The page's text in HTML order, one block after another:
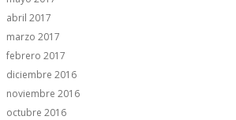
abril 2017
marzo 2017
febrero 2017
diciembre 2016
noviembre 2016
octubre 2016